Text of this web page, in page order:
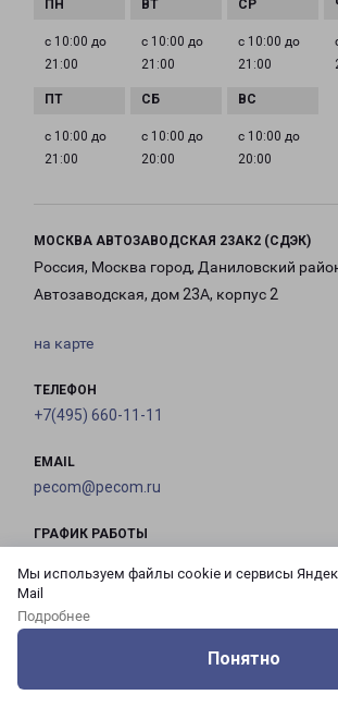
Мы используем файлы cookie и сервисы
Mail
Подробнее
Понятно
с 10:00 до
21:00
с 10:00 до
21:00
с 10:00 до
21:00
с 10:00 до
21:00
с 10:00 до
20:00
с 10:00 до
20:00
МОСКВА АВТОЗАВОДСКАЯ 23АК2 (СДЭК)
Россия, Москва город, Даниловский
Автозаводская, дом 23А, корпус 2
на карте
ТЕЛЕФОН
+7(495) 660-11-11
EMAIL
pecom@pecom.ru
ГРАФИК РАБОТЫ
21:00
21:00
21:00